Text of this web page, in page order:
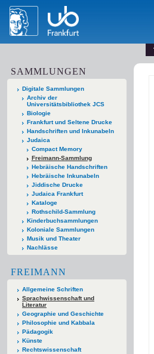
SAMMLUNGEN
Digitale Sammlungen
Archiv der
Universitätsbibliothek JCS
Biologie
Frankfurt und Seltene Drucke
Handschriften und Inkunabeln
Judaica
Compact Memory
Freimann-Sammlung
Hebräische Handschriften
Hebräische Inkunabeln
Jiddische Drucke
Judaica Frankfurt
Kataloge
Rothschild-Sammlung
Kinderbuchsammlungen
Koloniale Sammlungen
Musik und Theater
Nachlässe
FREIMANN
Allgemeine Schriften
Sprachwissenschaft und
Literatur
Geographie und Geschichte
Philosophie und Kabbala
Pädagogik
Künste
Rechtswissenschaft